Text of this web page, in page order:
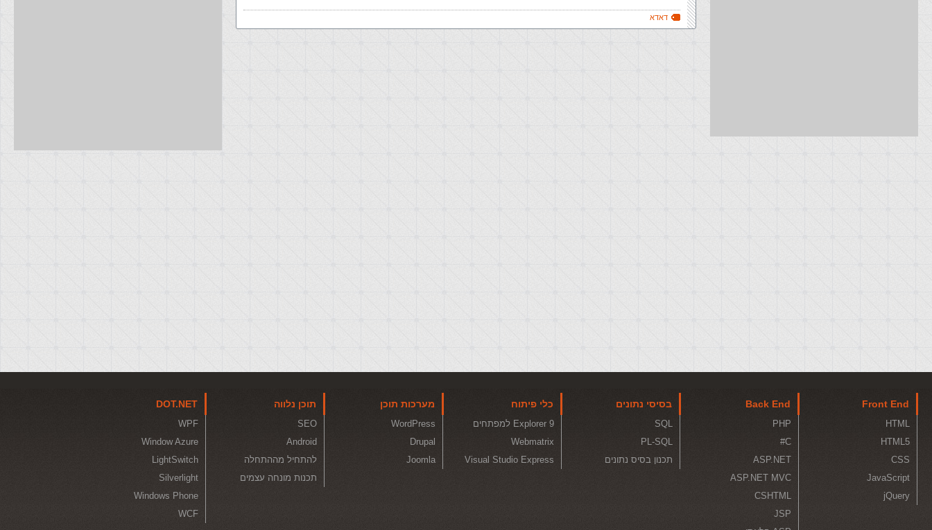
דאדא
Front End
HTML
HTML5
CSS
JavaScript
jQuery
Back End
PHP
C#
ASP.NET
ASP.NET MVC
CSHTML
JSP
בסיסי נתונים
SQL
PL-SQL
תכנון בסיס נתונים
כלי פיתוח
Explorer 9 למפתחים
Webmatrix
Visual Studio Express
מערכות תוכן
WordPress
Drupal
Joomla
תוכן נלווה
SEO
Android
להתחיל מההתחלה
תכנות מונחה עצמים
DOT.NET
WPF
Window Azure
LightSwitch
Silverlight
Windows Phone
WCF